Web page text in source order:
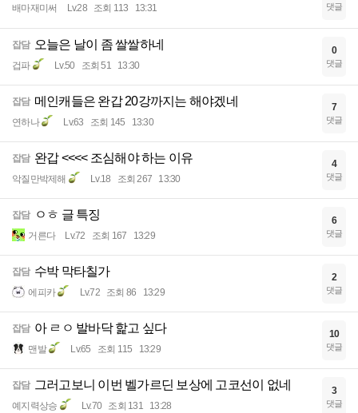
배마재미써 Lv.28 조회 113 13:31 댓글
잡담 오늘은 날이 좀 쌀쌀하네
겁파 Lv.50 조회 51 13:30
0
댓글
잡담 메인캐들은 완갑 20강까지는 해야겠네
연하나 Lv.63 조회 145 13:30
7
댓글
잡담 완갑 <<<< 조심해야 하는 이유
악질만박제해 Lv.18 조회 267 13:30
4
댓글
잡담 ㅇㅎ 글 특징
거른다 Lv.72 조회 167 13:29
6
댓글
잡담 수박 막타칠가
에피카 Lv.72 조회 86 13:29
2
댓글
잡담 아 ㄹㅇ 발바닥 핥고 싶다
맨발 Lv.65 조회 115 13:29
10
댓글
잡담 그러고보니 이번 벨가르딘 보상에 고코선이 없네
예지력상승 Lv.70 조회 131 13:28
3
댓글